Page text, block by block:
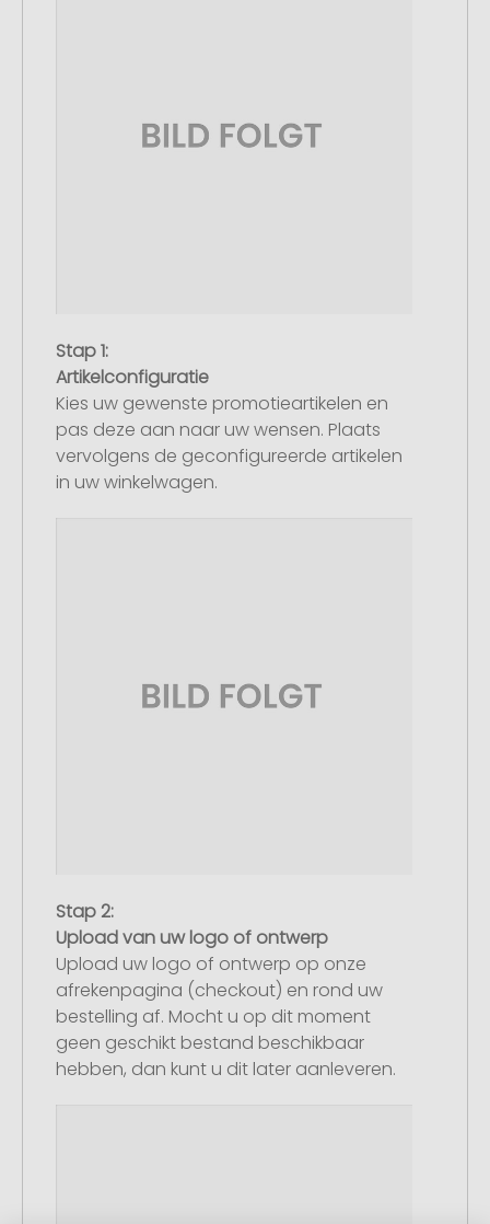
Stap 1:
Artikelconfiguratie
Kies uw gewenste promotieartikelen en
pas deze aan naar uw wensen. Plaats
vervolgens de geconfigureerde artikelen
in uw winkelwagen.
Stap 2:
Upload van uw logo of ontwerp
Upload uw logo of ontwerp op onze
afrekenpagina (checkout) en rond uw
bestelling af. Mocht u op dit moment
geen geschikt bestand beschikbaar
hebben, dan kunt u dit later aanleveren.